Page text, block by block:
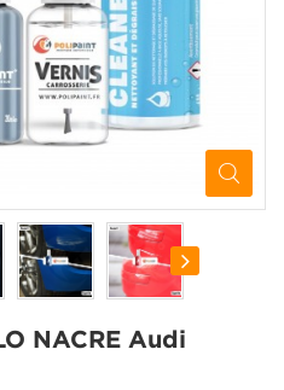
NACRE Audi